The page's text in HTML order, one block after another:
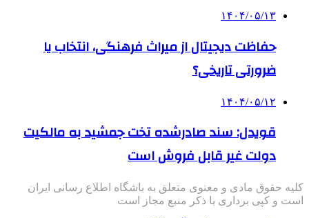
۱۴۰۴/۰۵/۱۳
حفاظت دیجیتال از میراث فرهنگی، انتخاب یا
ضرورتی تاریخی؟
۱۴۰۴/۰۵/۱۲
قویدل: سند صادرشده تخت جمشید به مالکیت
دولت غیر قابل فروش است
کلیه حقوق مادی و معنوی متعلق به باشگاه اطلاع رسانی ایران
است و کپی برداری با ذکر منبع مجاز است